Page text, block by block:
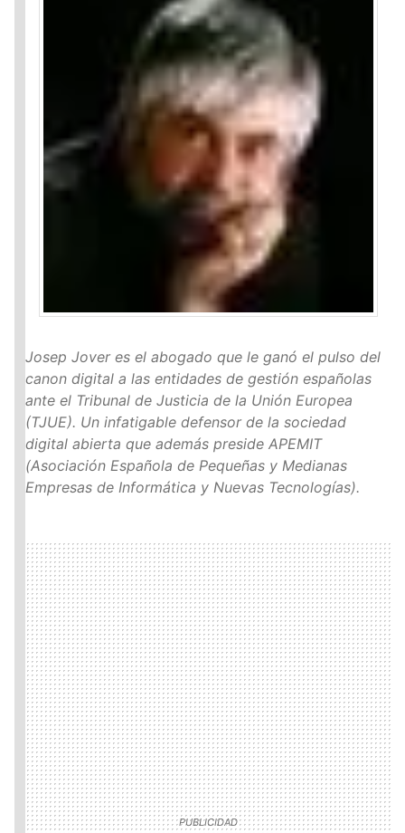
Josep Jover es el abogado que le ganó el pulso del
canon digital a las entidades de gestión españolas
ante el Tribunal de Justicia de la Unión Europea
(TJUE). Un infatigable defensor de la sociedad
digital abierta que además preside APEMIT
(Asociación Española de Pequeñas y Medianas
Empresas de Informática y Nuevas Tecnologías).